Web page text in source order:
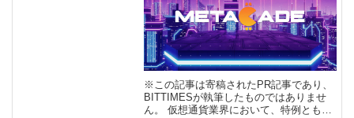
※この記事は寄稿されたPR記事であり、
BITTIMESが執筆したものではありませ
ん。 仮想通貨業界において、特例とも言